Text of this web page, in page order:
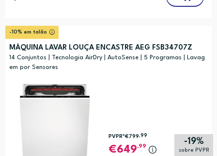
-10% em talão
MÁQUINA LAVAR LOUÇA ENCASTRE AEG FSB34707Z
14 Conjuntos | Tecnologia AirDry | AutoSense | 5 Programas | Lavag
em por Sensores
-19%
sobre PVPR
PVPR*€799 ,99
649,99